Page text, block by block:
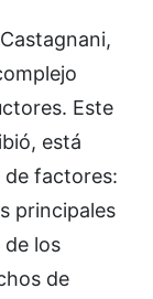
Este
está
factores:
principales
de los
de